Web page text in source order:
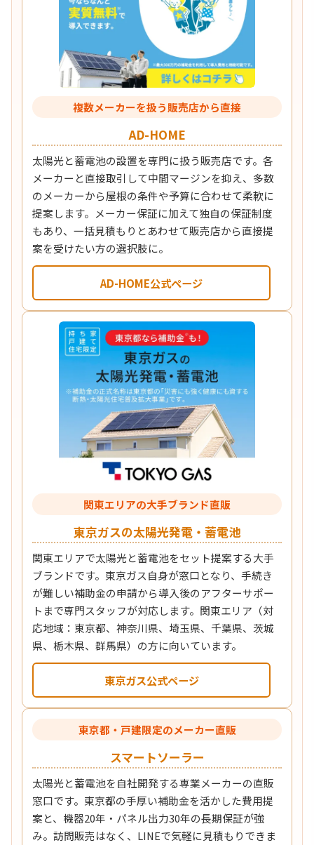
複数メーカーを扱う販売店から直接
AD-HOME
太陽光と蓄電池の設置を専門に扱う販売店です。各
メーカーと直接取引して中間マージンを抑え、多数
のメーカーから屋根の条件や予算に合わせて柔軟に
提案します。メーカー保証に加えて独自の保証制度
もあり、一括見積もりとあわせて販売店から直接提
案を受けたい方の選択肢に。
AD-HOME公式ページ
関東エリアの大手ブランド直販
東京ガスの太陽光発電・蓄電池
関東エリアで太陽光と蓄電池をセット提案する大手
ブランドです。東京ガス自身が窓口となり、手続き
が難しい補助金の申請から導入後のアフターサポー
トまで専門スタッフが対応します。関東エリア（対
応地域：東京都、神奈川県、埼玉県、千葉県、茨城
県、栃木県、群馬県）の方に向いています。
東京ガス公式ページ
東京都・戸建限定のメーカー直販
スマートソーラー
太陽光と蓄電池を自社開発する専業メーカーの直販
窓口です。東京都の手厚い補助金を活かした費用提
案と、機器20年・パネル出力30年の長期保証が強
み。訪問販売はなく、LINEで気軽に見積もりできま